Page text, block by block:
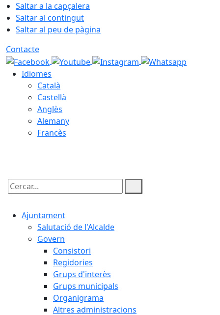
Saltar a la capçalera
Saltar al contingut
Saltar al peu de pàgina
Contacte
Idiomes
Català
Castellà
Anglès
Alemany
Francès
Cercar:
Ajuntament
Salutació de l'Alcalde
Govern
Consistori
Regidories
Grups d'interès
Grups municipals
Organigrama
Altres administracions